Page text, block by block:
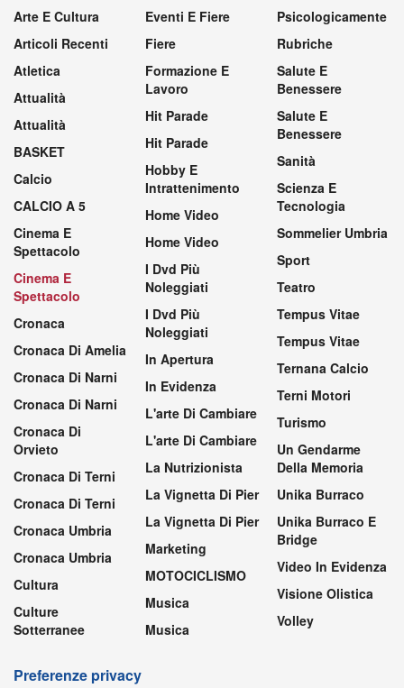
Arte E Cultura
Articoli Recenti
Atletica
Attualità
Attualità
BASKET
Calcio
CALCIO A 5
Cinema E
Spettacolo
Cinema E
Spettacolo
Cronaca
Cronaca Di Amelia
Cronaca Di Narni
Cronaca Di Narni
Cronaca Di
Orvieto
Cronaca Di Terni
Cronaca Di Terni
Cronaca Umbria
Cronaca Umbria
Cultura
Culture
Sotterranee
Eventi E Fiere
Fiere
Formazione E
Lavoro
Hit Parade
Hit Parade
Hobby E
Intrattenimento
Home Video
Home Video
I Dvd Più
Noleggiati
I Dvd Più
Noleggiati
In Apertura
In Evidenza
L'arte Di Cambiare
L'arte Di Cambiare
La Nutrizionista
La Vignetta Di Pier
La Vignetta Di Pier
Marketing
MOTOCICLISMO
Musica
Musica
Psicologicamente
Rubriche
Salute E
Benessere
Salute E
Benessere
Sanità
Scienza E
Tecnologia
Sommelier Umbria
Sport
Teatro
Tempus Vitae
Tempus Vitae
Ternana Calcio
Terni Motori
Turismo
Un Gendarme
Della Memoria
Unika Burraco
Unika Burraco E
Bridge
Video In Evidenza
Visione Olistica
Volley
Preferenze privacy